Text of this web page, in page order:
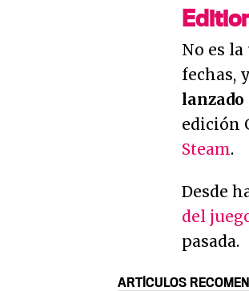
No es
fechas,
edición
Steam.
Desde
del
pasada.
ARTÍCULOS